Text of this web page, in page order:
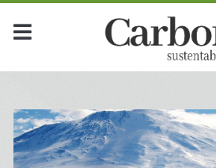
Dia:
<span>7